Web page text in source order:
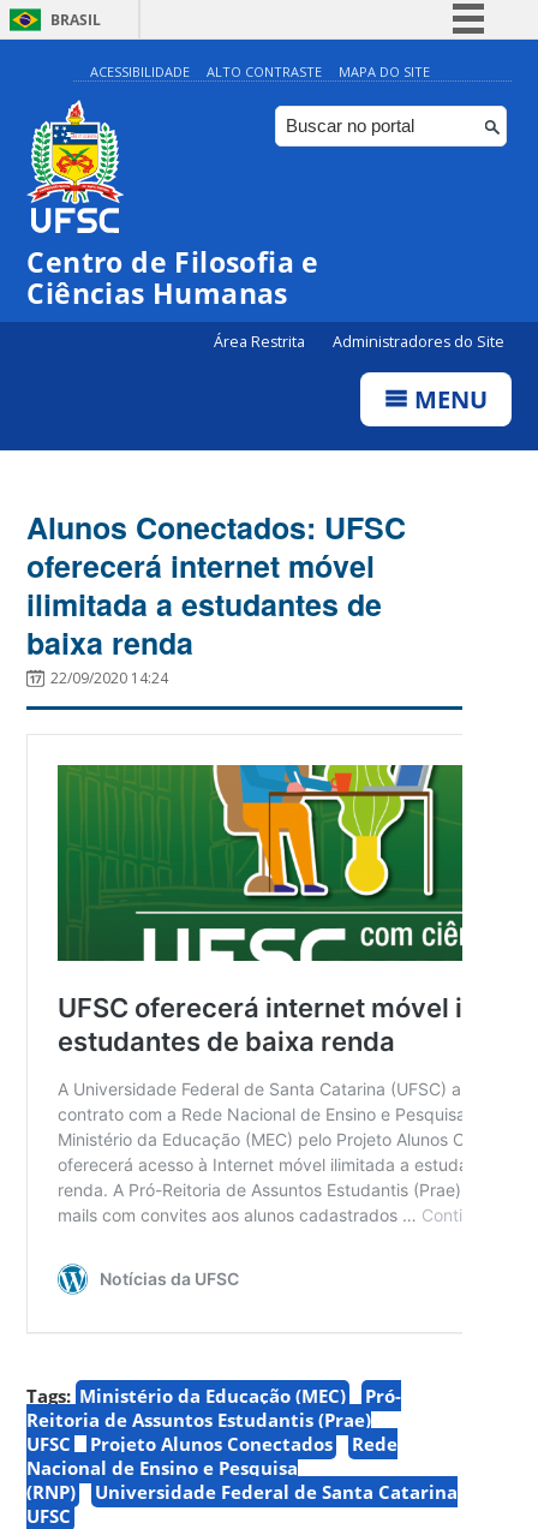
BRASIL
Simplifique!
Comunica BR
Participe
ACESSIBILIDADE ALTO CONTRASTE MAPA DO SITE
Centro de Filosofia e
Ciências Humanas
Área Restrita Administradores do Site
MENU
Alunos Conectados: UFSC
oferecerá internet móvel
ilimitada a estudantes de
baixa renda
22/09/2020 14:24
Tags: Ministério da Educação (MEC)
Pró-
Reitoria de Assuntos Estudantis (Prae)
UFSC
Projeto Alunos Conectados
Rede
Nacional de Ensino e Pesquisa
(RNP)
Universidade Federal de Santa Catarina
UFSC